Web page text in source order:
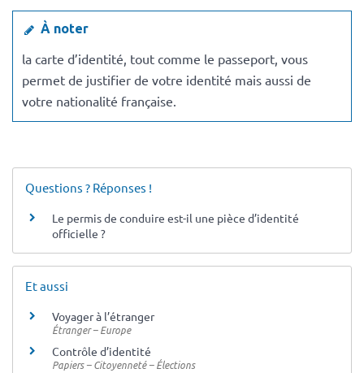
À noter
la carte d’identité, tout comme le passeport, vous
permet de justifier de votre identité mais aussi de
votre nationalité française.
Questions ? Réponses !
Le permis de conduire est-il une pièce d’identité
officielle ?
Et aussi
Voyager à l’étranger
Étranger – Europe
Contrôle d’identité
Papiers – Citoyenneté – Élections